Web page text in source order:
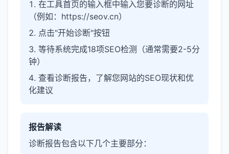
在工具首页的输入框中输入您要诊断的网址
（例如：https://seov.cn）
点击"开始诊断"按钮
等待系统完成18项SEO检测（通常需要2-5分
钟）
查看诊断报告，了解您网站的SEO现状和优
化建议
报告解读
诊断报告包含以下几个主要部分：